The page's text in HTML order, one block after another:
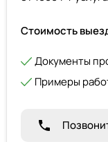
Стоимость
Документы
Примеры